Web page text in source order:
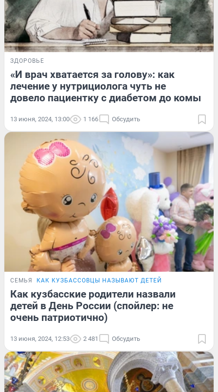
ЗДОРОВЬЕ
«И врач хватается за голову»: как
лечение у нутрициолога чуть не
довело пациентку с диабетом до комы
13 июня, 2024, 13:00 1 166 Обсудить
СЕМЬЯ КАК КУЗБАССОВЦЫ НАЗЫВАЮТ ДЕТЕЙ
Как кузбасские родители назвали
детей в День России (спойлер: не
очень патриотично)
13 июня, 2024, 12:53 2 481 Обсудить